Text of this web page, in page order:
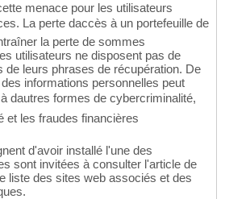
menace pour les utilisateurs
La perte daccès à un portefeuille de
la perte de sommes
utilisateurs ne disposent pas de
de leurs phrases de récupération. De
informations personnelles peut
dautres formes de cybercriminalité,
et les fraudes financières
d'avoir installé l'une des
sont invitées à consulter l'article de
liste des sites web associés et des